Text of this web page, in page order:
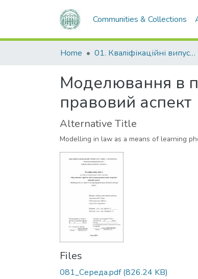
Communities & Collections
Home 01. Кваліфікаційні випускні роботи здобувачів вищої освіти
Моделювання в
правовий аспект
Alternative Title
Modelling in law as a means of learning
Files
081_Середа.pdf(826.24 KB)